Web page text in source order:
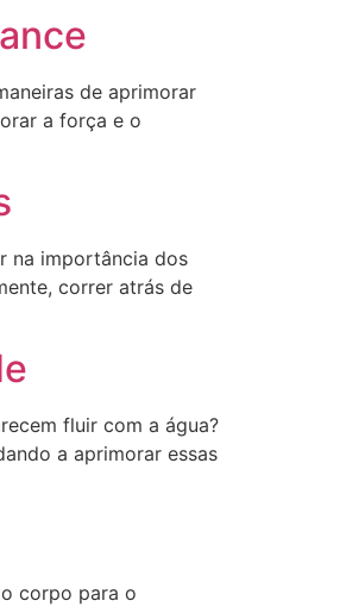
de aprimorar
a força e o
na importância dos
correr atrás de
fluir com a água?
a aprimorar essas
corpo para o